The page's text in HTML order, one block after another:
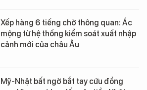
Xếp hàng 6 tiếng chờ thông quan: Ác
mộng từ hệ thống kiểm soát xuất nhập
cảnh mới của châu Âu
Mỹ-Nhật bất ngờ bắt tay cứu đồng